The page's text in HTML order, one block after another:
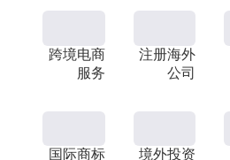
跨境电商
服务
注册海外
公司
国际商标
境外投资